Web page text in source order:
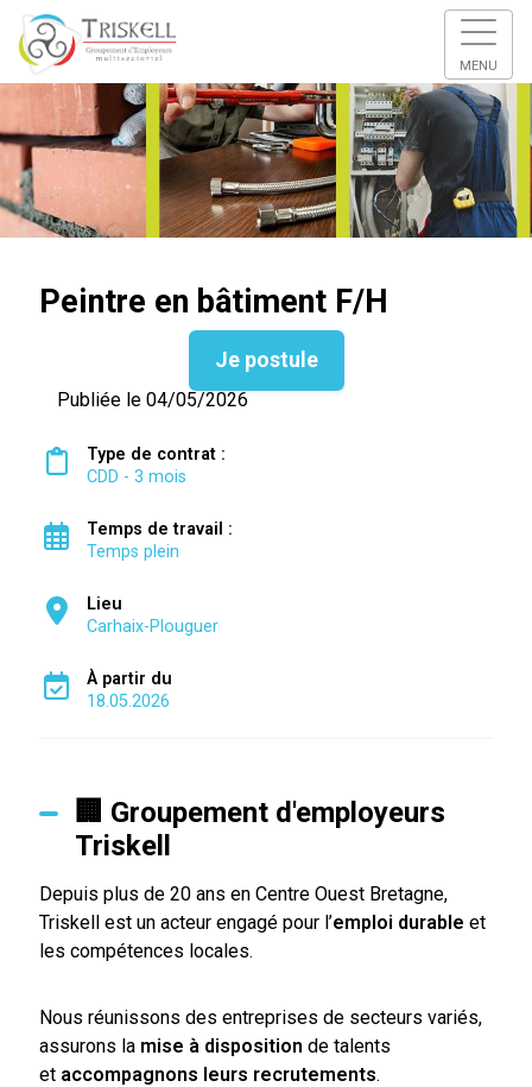
MENU
Peintre en bâtiment F/H
Je postule
Publiée le 04/05/2026
Type de contrat :
CDD - 3 mois
Temps de travail :
Temps plein
Lieu
Carhaix-Plouguer
À partir du
18.05.2026
🏢 Groupement d'employeurs
Triskell
Depuis plus de 20 ans en Centre Ouest Bretagne,
Triskell est un acteur engagé pour l’emploi durable et
les compétences locales.
Nous réunissons des entreprises de secteurs variés,
assurons la mise à disposition de talents
et accompagnons leurs recrutements.